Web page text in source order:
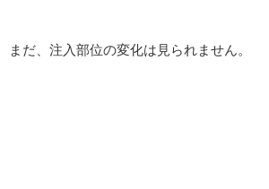
まだ、注入部位の変化は見られません。